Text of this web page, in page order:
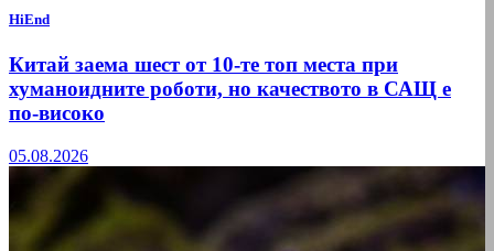
HiEnd
Китай заема шест от 10-те топ места при
хуманоидните роботи, но качеството в САЩ е
по-високо
05.08.2026